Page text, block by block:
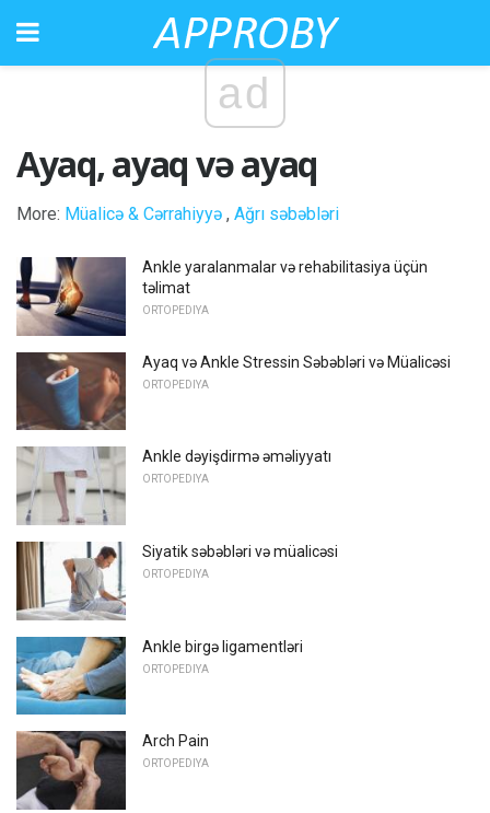
ad
Ayaq, ayaq və ayaq
More: Müalicə & Cərrahiyyə , Ağrı səbəbləri
Ankle yaralanmalar və rehabilitasiya üçün
təlimat
ORTOPEDIYA
Ayaq və Ankle Stressin Səbəbləri və Müalicəsi
ORTOPEDIYA
Ankle dəyişdirmə əməliyyatı
ORTOPEDIYA
Siyatik səbəbləri və müalicəsi
ORTOPEDIYA
Ankle birgə ligamentləri
ORTOPEDIYA
Arch Pain
ORTOPEDIYA